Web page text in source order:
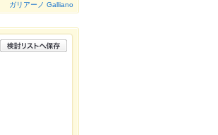
ガリアーノ Galliano